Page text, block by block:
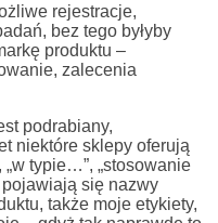
rejestracje,
bez tego byłyby
produktu –
zalecenia
podrabiany,
niektóre sklepy oferują
typie…”, „stosowanie
się nazwy
także moje etykiety,